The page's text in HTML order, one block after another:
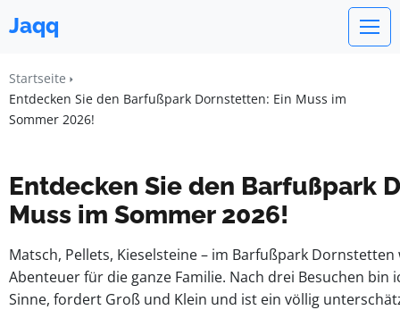
Jaqq
Startseite
Entdecken Sie den Barfußpark Dornstetten: Ein Muss im
Sommer 2026!
Entdecken Sie den Barfußpark
Muss im Sommer 2026!
Matsch, Pellets, Kieselsteine – im Barfußpark
Abenteuer für die ganze Familie. Nach drei Besuchen
Sinne, fordert Groß und Klein und ist ein völlig